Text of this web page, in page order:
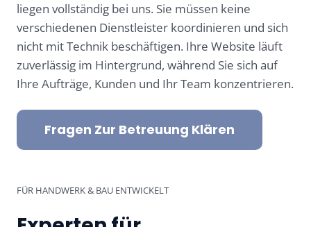
liegen vollständig bei uns. Sie müssen keine
verschiedenen Dienstleister koordinieren und sich
nicht mit Technik beschäftigen. Ihre Website läuft
zuverlässig im Hintergrund, während Sie sich auf
Ihre Aufträge, Kunden und Ihr Team konzentrieren.
Fragen Zur Betreuung Klären
FÜR HANDWERK & BAU ENTWICKELT